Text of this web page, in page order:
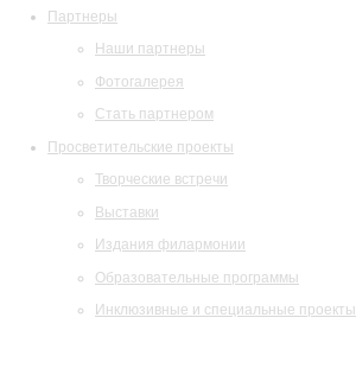
Партнеры
Наши партнеры
Фотогалерея
Стать партнером
Просветительские проекты
Творческие встречи
Выставки
Издания филармонии
Образовательные программы
Инклюзивные и специальные проекты